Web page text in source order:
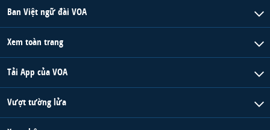
Ban Việt ngữ đài VOA
Xem toàn trang
Tải App của VOA
Vượt tường lửa